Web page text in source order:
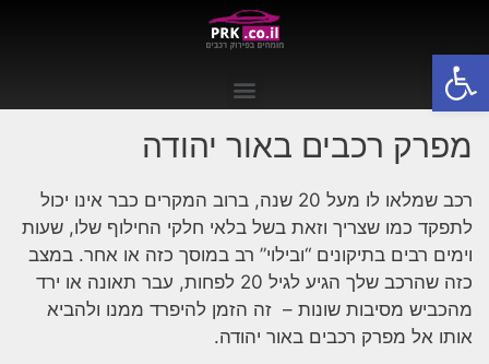
פתח סרגל נגישות
מפרק רכבים באור יהודה
רכב שמלאו לו מעל 20 שנה, ברוב המקרים כבר אינו יכול
לתפקד כמו שצריך וזאת בשל בלאי חלקי החילוף שלו, שעות
וימים רבים בתיקונים “ובילוי” רב במוסך כזה או אחר. במצב
כזה שהרכב שלך הגיע לגיל 20 לפחות, עבר תאונה או ירד
מהכביש מסיבות שונות – זה הזמן להיפרד ממנו ולהביא
אותו אל מפרק רכבים באור יהודה.